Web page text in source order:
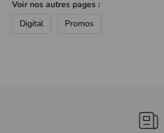
Voir nos autres pages :
Digital
Promos